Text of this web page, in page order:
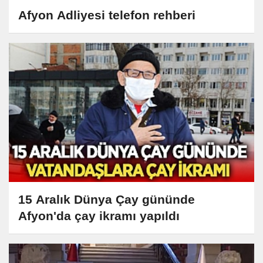
Afyon Adliyesi telefon rehberi
15 Aralık Dünya Çay gününde
Afyon'da çay ikramı yapıldı